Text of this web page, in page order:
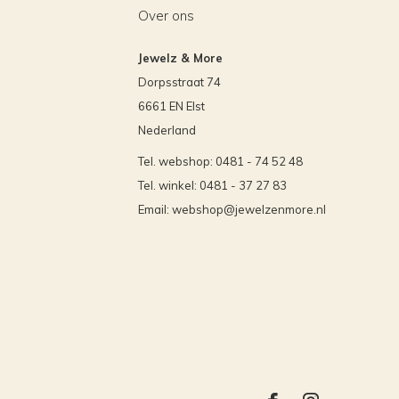
Over ons
Jewelz & More
Dorpsstraat 74
6661 EN Elst
Nederland
Tel. webshop: 0481 - 74 52 48
Tel. winkel: 0481 - 37 27 83
Email: webshop@jewelzenmore.nl